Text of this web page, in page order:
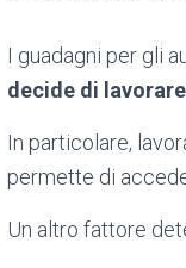
I guadagni per gli
decide di lavorare
In particolare,
permette di
Un altro fattore